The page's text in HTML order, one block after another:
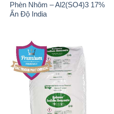
Phèn Nhôm – Al2(SO4)3 17%
Ấn Độ India